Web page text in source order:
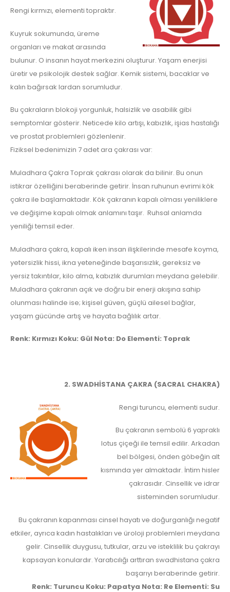
Rengi kırmızı, elementi topraktır.
Kuyruk sokumunda, üreme
organları ve makat arasında
bulunur. O insanın hayat merkezini oluşturur. Yaşam enerjisi
üretir ve psikolojik destek sağlar. Kemik sistemi, bacaklar ve
kalın bağırsak lardan sorumludur.
Bu çakraların blokoji yorgunluk, halsizlik ve asabilik gibi
semptomlar gösterir. Neticede kilo artışı, kabızlık, işias hastalığı
ve prostat problemleri gözlenlenir.
Fiziksel bedenimizin 7 adet ara çakrası var:
Muladhara Çakra Toprak çakrası olarak da bilinir. Bu onun
istikrar özelliğini beraberinde getirir. İnsan ruhunun evrimi kök
çakra ile başlamaktadır. Kök çakranın kapalı olması yeniliklere
ve değişime kapalı olmak anlamını taşır. Ruhsal anlamda
yeniliği temsil eder.
Muladhara çakra, kapalı iken insan ilişkilerinde mesafe koyma,
yetersizlik hissi, ikna yeteneğinde başarısızlık, gereksiz ve
yersiz takıntılar, kilo alma, kabızlık durumları meydana gelebilir.
Muladhara çakranın açık ve doğru bir enerji akışına sahip
olunması halinde ise; kişisel güven, güçlü ailesel bağlar,
yaşam gücünde artış ve hayata bağlılık artar.
Renk: Kırmızı Koku: Gül Nota: Do Elementi: Toprak
2. SWADHİSTANA ÇAKRA (SACRAL CHAKRA)
Rengi turuncu, elementi sudur.
Bu çakranın sembolü 6 yapraklı
lotus çiçeği ile temsil edilir. Arkadan
bel bölgesi, önden göbeğin alt
kısmında yer almaktadır. İntim hisler
çakrasıdır. Cinsellik ve idrar
sisteminden sorumludur.
Bu çakranın kapanması cinsel hayatı ve doğurganlığı negatif
etkiler, ayrıca kadın hastalıkları ve üroloji problemleri meydana
gelir. Cinsellik duygusu, tutkular, arzu ve isteklilik bu çakrayı
kapsayan konulardır. Yaratıcılığı arttıran swadhistana çakra
başarıyı beraberinde getirir.
Renk: Turuncu Koku: Papatya Nota: Re Elementi: Su